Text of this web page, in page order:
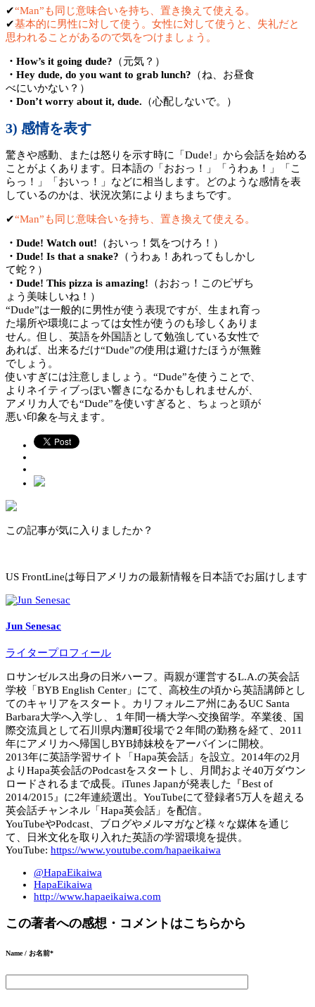
✔︎“Man”も同じ意味合いを持ち、置き換えて使える。
✔︎基本的に男性に対して使う。女性に対して使うと、失礼だと
思われることがあるので気をつけましょう。
・How’s it going dude? （元気？）
・Hey dude, do you want to grab lunch? （ね、お昼食
べにいかない？）
・Don’t worry about it, dude. （心配しないで。）
3) 感情を表す
驚きや感動、または怒りを示す時に「Dude!」から会話を始める
ことがよくあります。日本語の「おおっ！」「うわぁ！」「こ
らっ！」「おいっ！」などに相当します。どのような感情を表
しているのかは、状況次第によりまちまちです。
✔︎“Man”も同じ意味合いを持ち、置き換えて使える。
・Dude! Watch out! （おいっ！気をつけろ！）
・Dude! Is that a snake? （うわぁ！あれってもしかし
て蛇？）
・Dude! This pizza is amazing! （おおっ！このピザち
ょう美味しいね！）
“Dude”は一般的に男性が使う表現ですが、生まれ育っ
た場所や環境によっては女性が使うのも珍しくありま
せん。但し、英語を外国語として勉強している女性で
あれば、出来るだけ“Dude”の使用は避けたほうが無難
でしょう。
使いすぎには注意しましょう。“Dude”を使うことで、
よりネイティブっぽい響きになるかもしれませんが、
アメリカ人でも“Dude”を使いすぎると、ちょっと頭が
悪い印象を与えます。
この記事が気に入りましたか？
US FrontLineは毎日アメリカの最新情報を日本語でお届けします
Jun Senesac
ライタープロフィール
ロサンゼルス出身の日米ハーフ。両親が運営するL.A.の英会話
学校「BYB English Center」にて、高校生の頃から英語講師とし
てのキャリアをスタート。カリフォルニア州にあるUC Santa
Barbara大学へ入学し、１年間一橋大学へ交換留学。卒業後、国
際交流員として石川県内灘町役場で２年間の勤務を経て、2011
年にアメリカへ帰国しBYB姉妹校をアーバインに開校。
2013年に英語学習サイト「Hapa英会話」を設立。2014年の2月
よりHapa英会話のPodcastをスタートし、月間およそ40万ダウン
ロードされるまで成長。iTunes Japanが発表した『Best of
2014/2015』に2年連続選出。YouTubeにて登録者5万人を超える
英会話チャンネル「Hapa英会話」を配信。
YouTubeやPodcast、ブログやメルマガなど様々な媒体を通じ
て、日米文化を取り入れた英語の学習環境を提供。
YouTube: https://www.youtube.com/hapaeikaiwa
@HapaEikaiwa
HapaEikaiwa
http://www.hapaeikaiwa.com
この著者への感想・コメントはこちらから
Name / お名前*